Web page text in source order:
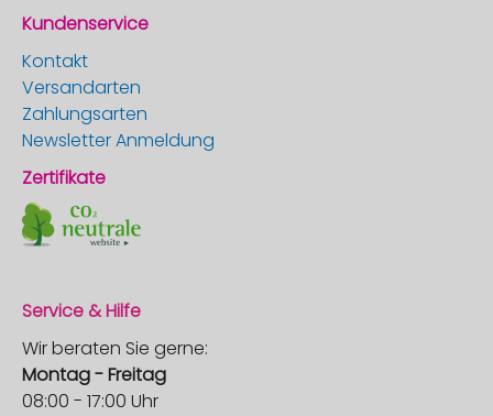
Kundenservice
Kontakt
Versandarten
Zahlungsarten
Newsletter Anmeldung
Zertifikate
Service & Hilfe
Wir beraten Sie gerne:
Montag - Freitag
08:00 - 17:00 Uhr